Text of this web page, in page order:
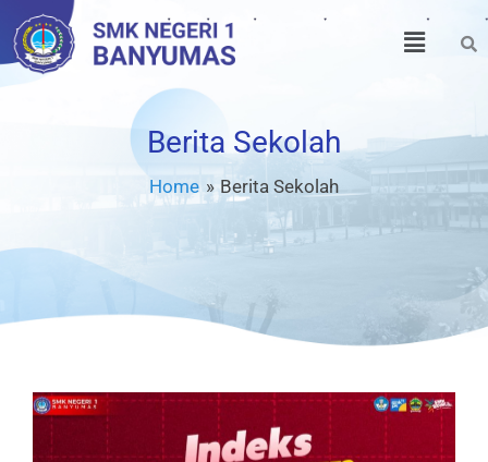
Skip
to
content
Menu
Berita Sekolah
Home Berita Sekolah